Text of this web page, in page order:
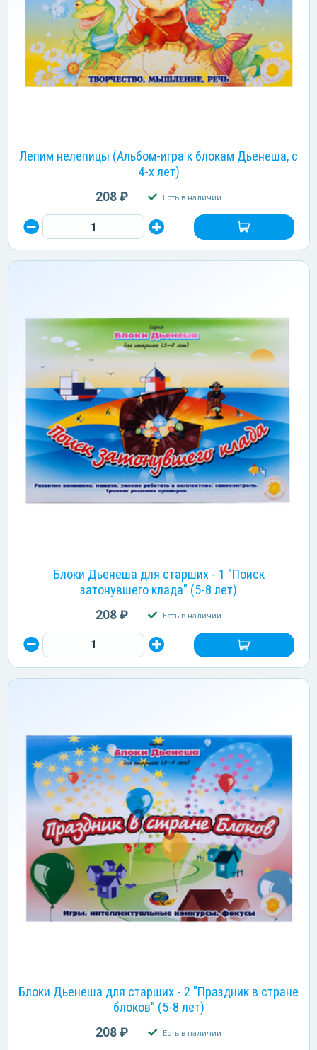
Лепим нелепицы (Альбом-игра к блокам Дьенеша, с
4-х лет)
208 ₽ Есть в наличии
Блоки Дьенеша для старших - 1 "Поиск
затонувшего клада" (5-8 лет)
208 ₽ Есть в наличии
Блоки Дьенеша для старших - 2 "Праздник в стране
блоков" (5-8 лет)
208 ₽ Есть в наличии